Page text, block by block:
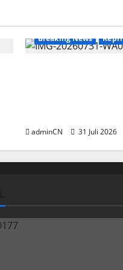
Breaking News Kepri
adminCN 31 Juli 2026